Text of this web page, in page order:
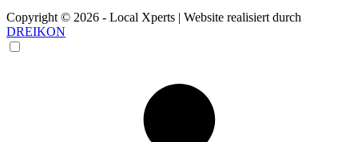
Copyright © 2026 - Local Xperts | Website realisiert durch
DREIKON